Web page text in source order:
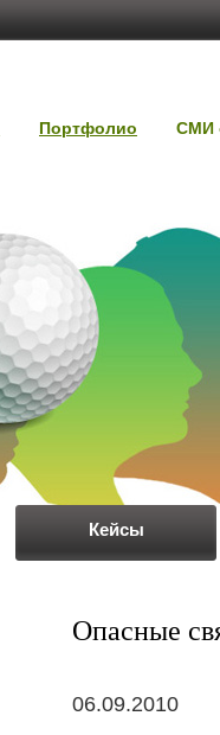
Портфолио СМИ
Кейсы
Опасные
06.09.2010